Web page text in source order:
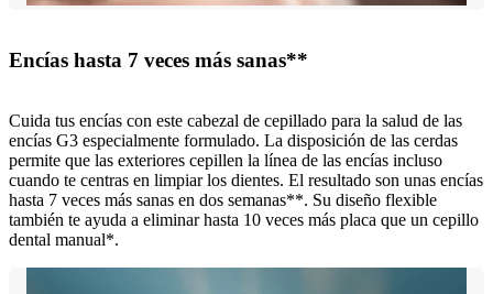
Encías hasta 7 veces más sanas**
Cuida tus encías con este cabezal de cepillado para la salud de las
encías G3 especialmente formulado. La disposición de las cerdas
permite que las exteriores cepillen la línea de las encías incluso
cuando te centras en limpiar los dientes. El resultado son unas encías
hasta 7 veces más sanas en dos semanas**. Su diseño flexible
también te ayuda a eliminar hasta 10 veces más placa que un cepillo
dental manual*.